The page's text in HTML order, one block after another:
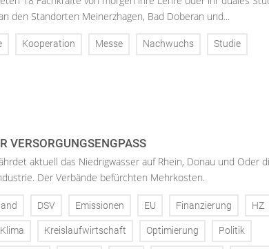
den Standorten Meinerzhagen, Bad Doberan und...
Kooperation Messe Nachwuchs Studie
VERSORGUNGSENGPASS
aktuell das Niedrigwasser auf Rhein, Donau und Oder
Der Verbände befürchten Mehrkosten.
DSV Emissionen EU Finanzierung HZ
Klima Kreislaufwirtschaft Optimierung Politik